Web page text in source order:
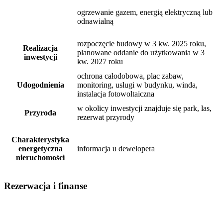
ogrzewanie gazem, energią elektryczną lub
odnawialną
Realizacja
inwestycji
rozpoczęcie budowy w 3 kw. 2025 roku,
planowane oddanie do użytkowania w 3
kw. 2027 roku
Udogodnienia
ochrona całodobowa, plac zabaw,
monitoring, usługi w budynku, winda,
instalacja fotowoltaiczna
Przyroda
w okolicy inwestycji znajduje się park, las,
rezerwat przyrody
Charakterystyka
energetyczna
nieruchomości
informacja u dewelopera
Rezerwacja i finanse